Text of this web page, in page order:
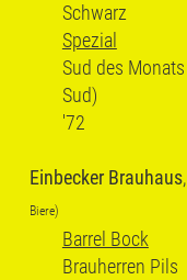
Schwarz
Spezial
Sud des
Sud)
'72
Einbecker Brauhaus
Biere)
Barrel Bock
Brauherren Pils